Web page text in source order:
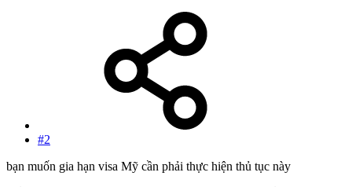
#2
bạn muốn gia hạn visa Mỹ cần phải thực hiện thủ tục này